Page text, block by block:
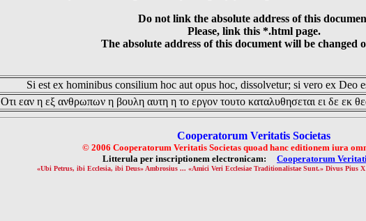
Do not link the absolute address of this
Please, link this *.html page.
The absolute address of this document will be changed
Si est ex hominibus consilium hoc aut opus hoc, dissolvetur; si vero ex Deo
Οτι εαν η εξ ανθρωπων η βουλη αυτη η το εργον τουτο καταλυθησεται ει δε εκ
Cooperatorum Veritatis Societas
© 2006 Cooperatorum Veritatis Societas quoad hanc editionem iura
Litterula per inscriptionem electronicam: Cooperatorum
«Ubi Petrus, ibi Ecclesia, ibi Deus» Ambrosius ... «Amici Veri Ecclesiae Traditionalistae Sunt.» Divus Pius